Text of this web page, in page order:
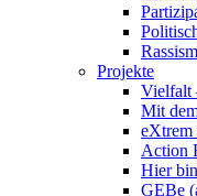
Projekte
Vielfalt
Mit
eXtrem
Action
Hier
GEBe